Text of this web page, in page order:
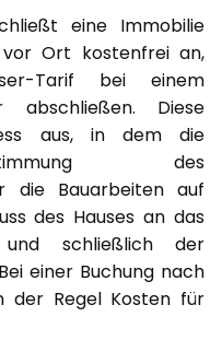
eine Immobilie
Ort kostenfrei an,
Tarif bei einem
abschließen. Diese
aus, in dem die
des
die Bauarbeiten auf
des Hauses an das
und schließlich der
einer Buchung nach
der Regel Kosten für